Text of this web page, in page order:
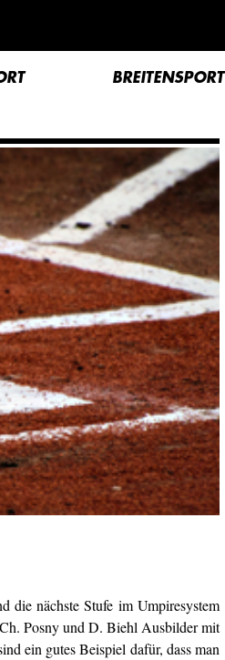
BREITENSPORT
die nächste Stufe im Umpiresystem
Posny und D. Biehl Ausbilder mit
ein gutes Beispiel dafür, dass man